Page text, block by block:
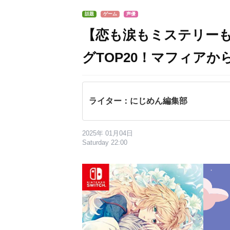
話題 ゲーム 声優
【恋も涙もミステリー
グTOP20！マフィアか
ライター：にじめん編集部
2025年 01月04日
Saturday 22:00